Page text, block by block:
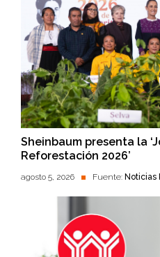
Sheinbaum presenta la
Reforestación 2026’
agosto 5, 2026 Fuente: Noticias